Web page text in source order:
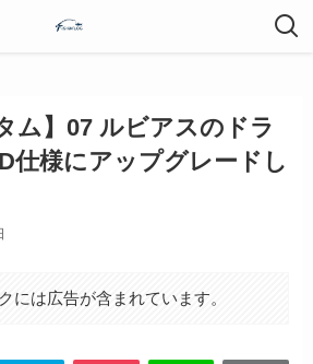
ム】07 ルビアスのドラ
仕様にアップグレードし
には広告が含まれています。